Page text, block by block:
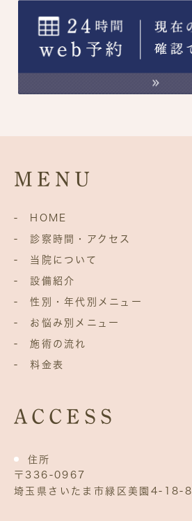
MENU
- HOME
- 診察時間・アクセス
- 当院について
- 設備紹介
- 性別・年代別メニュー
- お悩み別メニュー
- 施術の流れ
- 料金表
ACCESS
住所
〒336‐0967
埼玉県さいたま市緑区美園4‐18‐8